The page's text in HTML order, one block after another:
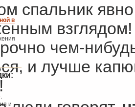
спальник
взглядом!
чем-
и лучше
в
и